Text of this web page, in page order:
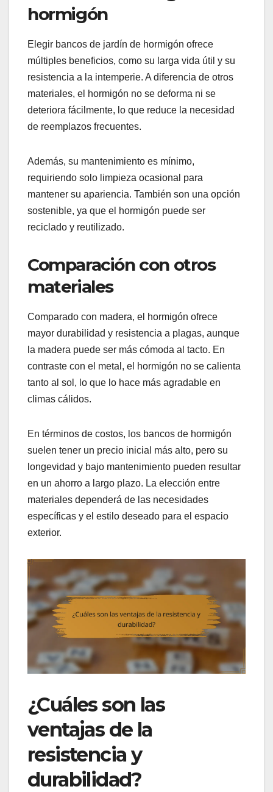
hormigón
Elegir bancos de jardín de hormigón ofrece
múltiples beneficios, como su larga vida útil y su
resistencia a la intemperie. A diferencia de otros
materiales, el hormigón no se deforma ni se
deteriora fácilmente, lo que reduce la necesidad
de reemplazos frecuentes.
Además, su mantenimiento es mínimo,
requiriendo solo limpieza ocasional para
mantener su apariencia. También son una opción
sostenible, ya que el hormigón puede ser
reciclado y reutilizado.
Comparación con otros
materiales
Comparado con madera, el hormigón ofrece
mayor durabilidad y resistencia a plagas, aunque
la madera puede ser más cómoda al tacto. En
contraste con el metal, el hormigón no se calienta
tanto al sol, lo que lo hace más agradable en
climas cálidos.
En términos de costos, los bancos de hormigón
suelen tener un precio inicial más alto, pero su
longevidad y bajo mantenimiento pueden resultar
en un ahorro a largo plazo. La elección entre
materiales dependerá de las necesidades
específicas y el estilo deseado para el espacio
exterior.
¿Cuáles son las
ventajas de la
resistencia y
durabilidad?